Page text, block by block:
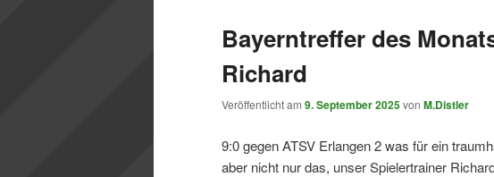
Bayerntreffer des
Richard
Veröffentlicht am 9. September 2025von M.Distler
9:0 gegen ATSV Erlangen 2 was für ein
aber nicht nur das, unser Spielertrainer